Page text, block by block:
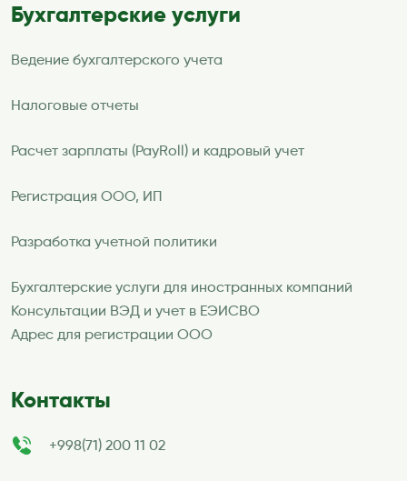
Бухгалтерские услуги
Ведение бухгалтерского учета
Налоговые отчеты
Расчет зарплаты (PayRoll) и кадровый учет
Регистрация ООО, ИП
Разработка учетной политики
Бухгалтерские услуги для иностранных компаний
Консультации ВЭД и учет в ЕЭИСВО
Адрес для регистрации ООО
Контакты
+998(71) 200 11 02